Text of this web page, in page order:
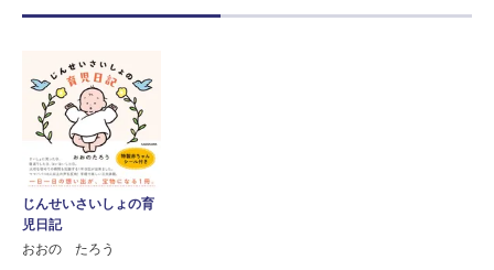
じんせいさいしょの育
児日記
おおの たろう